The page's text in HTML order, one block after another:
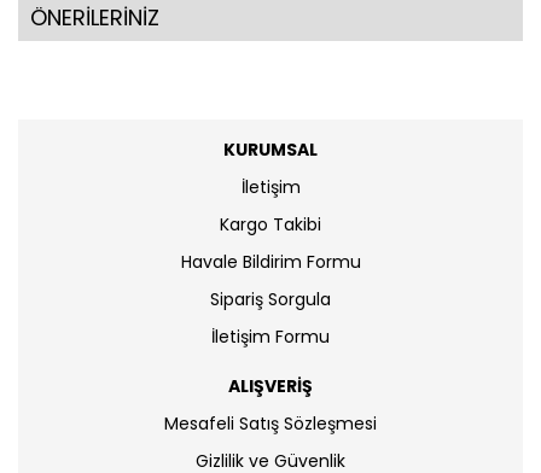
ÖNERİLERİNİZ
KURUMSAL
İletişim
Kargo Takibi
Havale Bildirim Formu
Sipariş Sorgula
İletişim Formu
ALIŞVERİŞ
Mesafeli Satış Sözleşmesi
Gizlilik ve Güvenlik